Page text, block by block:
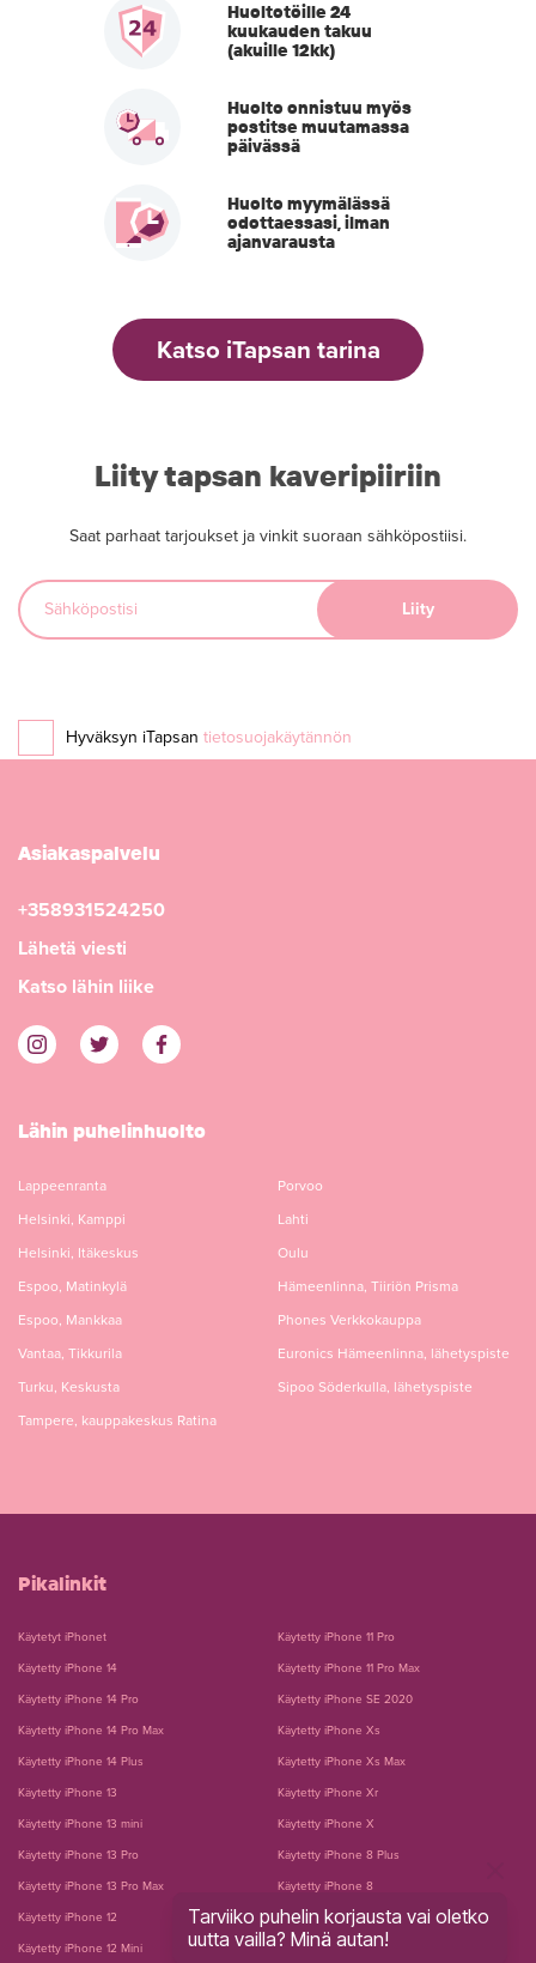
Huoltotöille 24
kuukauden takuu
(akuille 12kk)
Huolto onnistuu myös
postitse muutamassa
päivässä
Huolto myymälässä
odottaessasi, ilman
ajanvarausta
Katso iTapsan tarina
Liity tapsan kaveripiiriin
Saat parhaat tarjoukset ja vinkit suoraan sähköpostiisi.
Hyväksyn iTapsan tietosuojakäytännön
Asiakaspalvelu
+358931524250
Lähetä viesti
Katso lähin liike
Lähin puhelinhuolto
Lappeenranta
Helsinki, Kamppi
Helsinki, Itäkeskus
Espoo, Matinkylä
Espoo, Mankkaa
Vantaa, Tikkurila
Turku, Keskusta
Tampere, kauppakeskus Ratina
Porvoo
Lahti
Oulu
Hämeenlinna, Tiiriön Prisma
Phones Verkkokauppa
Euronics Hämeenlinna, lähetyspiste
Sipoo Söderkulla, lähetyspiste
Pikalinkit
Käytetyt iPhonet
Käytetty iPhone 14
Käytetty iPhone 14 Pro
Käytetty iPhone 14 Pro Max
Käytetty iPhone 14 Plus
Käytetty iPhone 13
Käytetty iPhone 13 mini
Käytetty iPhone 13 Pro
Käytetty iPhone 13 Pro Max
Käytetty iPhone 12
Käytetty iPhone 12 Mini
Käytetty iPhone 11 Pro
Käytetty iPhone 11 Pro Max
Käytetty iPhone SE 2020
Käytetty iPhone Xs
Käytetty iPhone Xs Max
Käytetty iPhone Xr
Käytetty iPhone X
Käytetty iPhone 8 Plus
Käytetty iPhone 8
Käytetty iPhone 7 Plus
Käytetty iPhone 7
Tarviiko puhelin korjausta vai oletko
uutta vailla? Minä autan!